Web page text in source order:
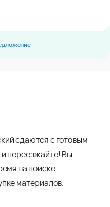
сдаются с готовым
переезжайте! Вы
на поиске
материалов.